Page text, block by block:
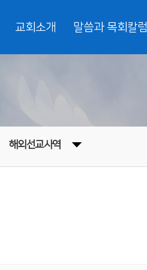
교회소개 말씀과 목회칼럼
해외선교사역